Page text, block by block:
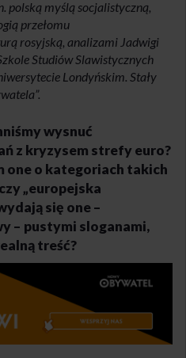
polską myślą socjalistyczną,
przełomu
rosyjską, analizami Jadwigi
Studiów Slawistycznych
Londyńskim. Stały
wysnuć
z kryzysem strefy euro?
one o kategoriach takich
„europejska
się one –
– pustymi sloganami,
treść?